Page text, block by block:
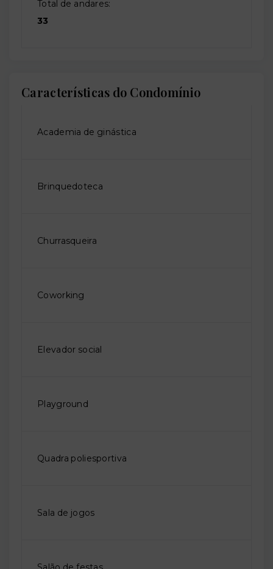
Total de andares:
33
Características do Condomínio
Academia de ginástica
Brinquedoteca
Churrasqueira
Coworking
Elevador social
Playground
Quadra poliesportiva
Sala de jogos